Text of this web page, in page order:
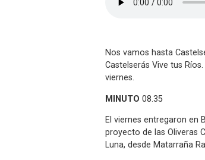
Nos vamos hasta
Castelserás Vive tus
viernes.
MINUTO 08.35
El viernes entregaron en
proyecto de las Oliveras
Luna, desde Matarraña